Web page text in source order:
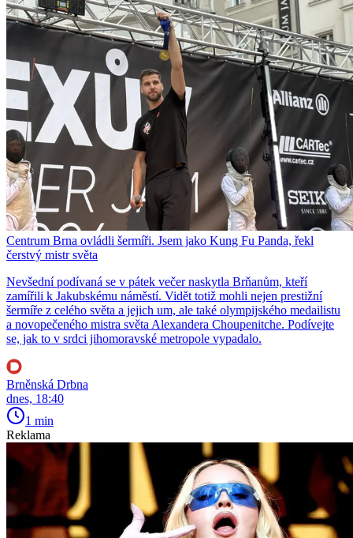
Centrum Brna ovládli šermíři. Jsem jako Kung Fu Panda, řekl
čerstvý mistr světa
Nevšední podívaná se v pátek večer naskytla Brňanům, kteří
zamířili k Jakubskému náměstí. Vidět totiž mohli nejen prestižní
šermíře z celého světa a jejich um, ale také olympijského medailistu
a novopečeného mistra světa Alexandera Choupenitche. Podívejte
se, jak to v srdci jihomoravské metropole vypadalo.
Brněnská Drbna
dnes, 18:40
1 min
Reklama